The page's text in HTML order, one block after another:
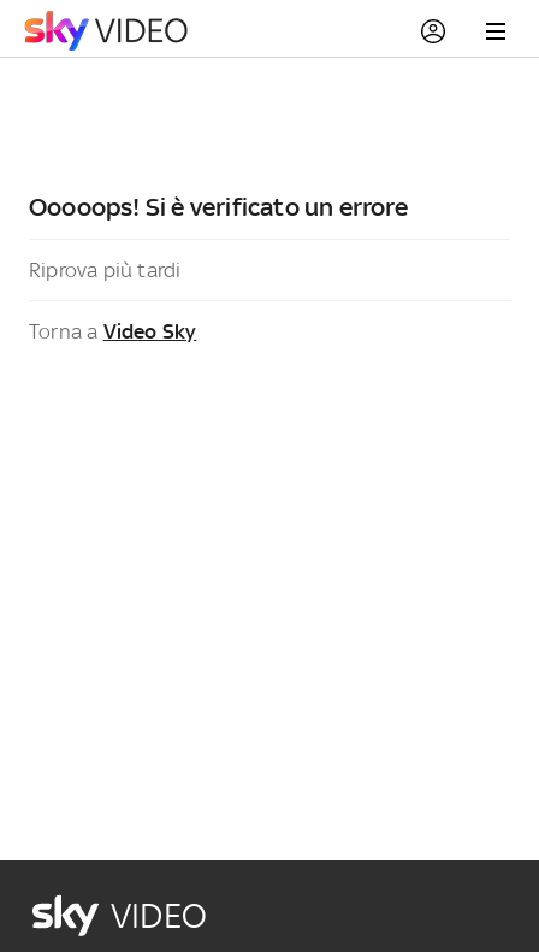
Ooooops! Si è verificato un errore
Riprova più tardi
Torna a Video Sky
VIDEO